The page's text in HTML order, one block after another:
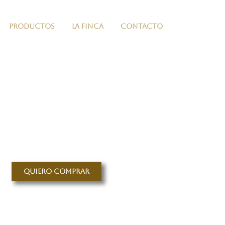
PRODUCTOS LA FINCA CONTACTO
Quiero comprar